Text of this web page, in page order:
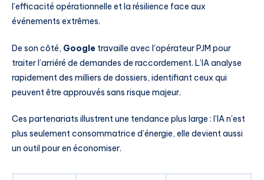
l’efficacité opérationnelle et la résilience face aux
événements extrêmes.
De son côté, Google travaille avec l’opérateur PJM pour
traiter l’arriéré de demandes de raccordement. L’IA analyse
rapidement des milliers de dossiers, identifiant ceux qui
peuvent être approuvés sans risque majeur.
Ces partenariats illustrent une tendance plus large : l’IA n’est
plus seulement consommatrice d’énergie, elle devient aussi
un outil pour en économiser.